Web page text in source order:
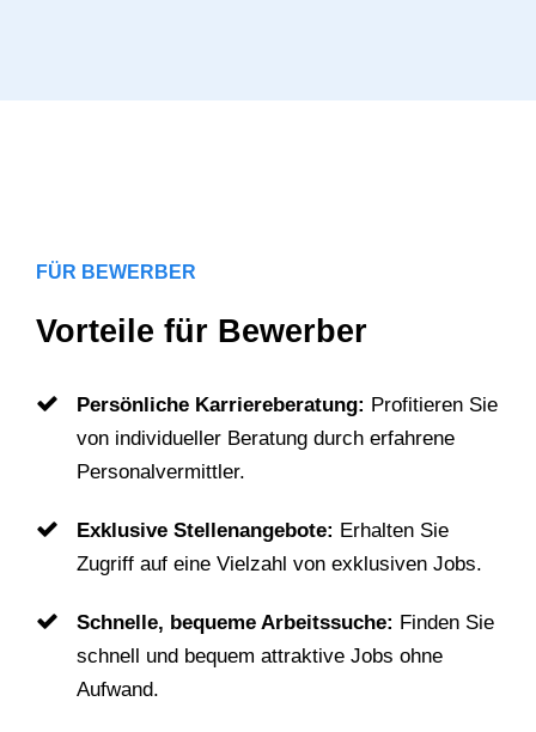
FÜR BEWERBER
Vorteile für Bewerber
Persönliche Karriereberatung: Profitieren Sie
von individueller Beratung durch erfahrene
Personalvermittler.
Exklusive Stellenangebote: Erhalten Sie
Zugriff auf eine Vielzahl von exklusiven Jobs.
Schnelle, bequeme Arbeitssuche: Finden Sie
schnell und bequem attraktive Jobs ohne
Aufwand.